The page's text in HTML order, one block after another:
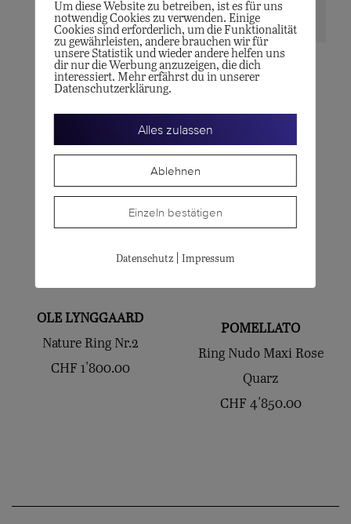
OLE LYNGGAARD
Ring «Cushion»
CHF9'000.00
OLE LYNGGAARD
CHF3'800.00
OLE LYNGGAARD
Nature Ring Nr.2
CHF 1'800.00
POMELLATO
Ring Nudo Maxi Rose
Quarz
CHF 4'850.00
Um diese Website zu betreiben, ist es für uns
notwendig Cookies zu verwenden. Einige
Cookies sind erforderlich, um die Funktionalität
zu gewährleisten, andere brauchen wir für
unsere Statistik und wieder andere helfen uns
dir nur die Werbung anzuzeigen, die dich
interessiert. Mehr erfährst du in unserer
Datenschutzerklärung.
Alles zulassen
Ablehnen
Einzeln bestätigen
Datenschutz| Impressum